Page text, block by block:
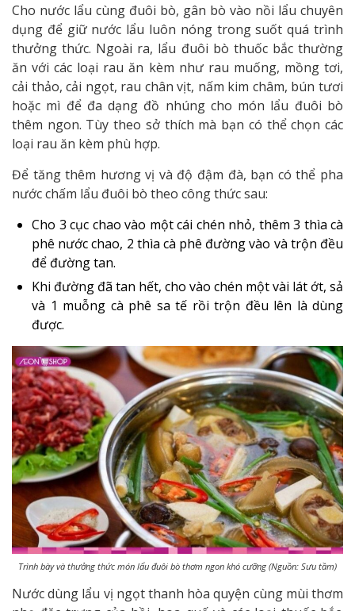
Cho nước lẩu cùng đuôi bò, gân bò vào nồi lẩu chuyên
dụng để giữ nước lẩu luôn nóng trong suốt quá trình
thưởng thức. Ngoài ra, lẩu đuôi bò thuốc bắc thường
ăn với các loại rau ăn kèm như rau muống, mồng tơi,
cải thảo, cải ngọt, rau chân vịt, nấm kim châm, bún tươi
hoặc mì để đa dạng đồ nhúng cho món lẩu đuôi bò
thêm ngon. Tùy theo sở thích mà bạn có thể chọn các
loại rau ăn kèm phù hợp.
Để tăng thêm hương vị và độ đậm đà, bạn có thể pha
nước chấm lẩu đuôi bò theo công thức sau:
Cho 3 cục chao vào một cái chén nhỏ, thêm 3 thìa cà
phê nước chao, 2 thìa cà phê đường vào và trộn đều
để đường tan.
Khi đường đã tan hết, cho vào chén một vài lát ớt, sả
và 1 muỗng cà phê sa tế rồi trộn đều lên là dùng
được.
Trình bày và thưởng thức món lẩu đuôi bò thơm ngon khó cưỡng (Nguồn: Sưu tầm)
Nước dùng lẩu vị ngọt thanh hòa quyện cùng mùi thơm